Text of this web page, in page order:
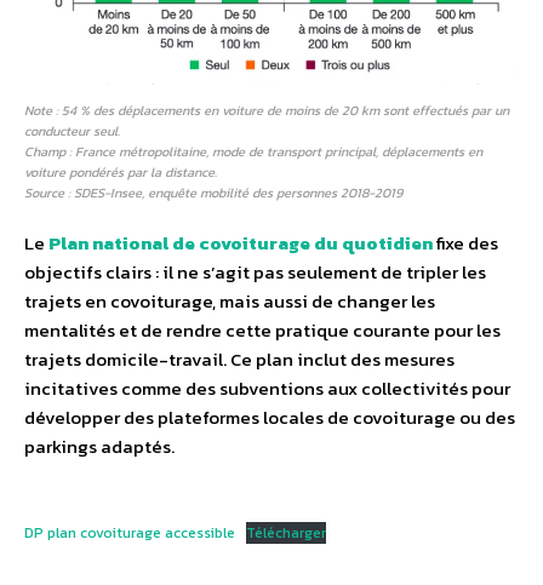
Note : 54 % des déplacements en voiture de moins de 20 km sont effectués par un
conducteur seul.
Champ : France métropolitaine, mode de transport principal, déplacements en
voiture pondérés par la distance.
Source : SDES-Insee, enquête mobilité des personnes 2018-2019
Le Plan national de covoiturage du quotidienfixe des
objectifs clairs : il ne s’agit pas seulement de tripler les
trajets en covoiturage, mais aussi de changer les
mentalités et de rendre cette pratique courante pour les
trajets domicile-travail. Ce plan inclut des mesures
incitatives comme des subventions aux collectivités pour
développer des plateformes locales de covoiturage ou des
parkings adaptés.
DP plan covoiturage accessible Télécharger